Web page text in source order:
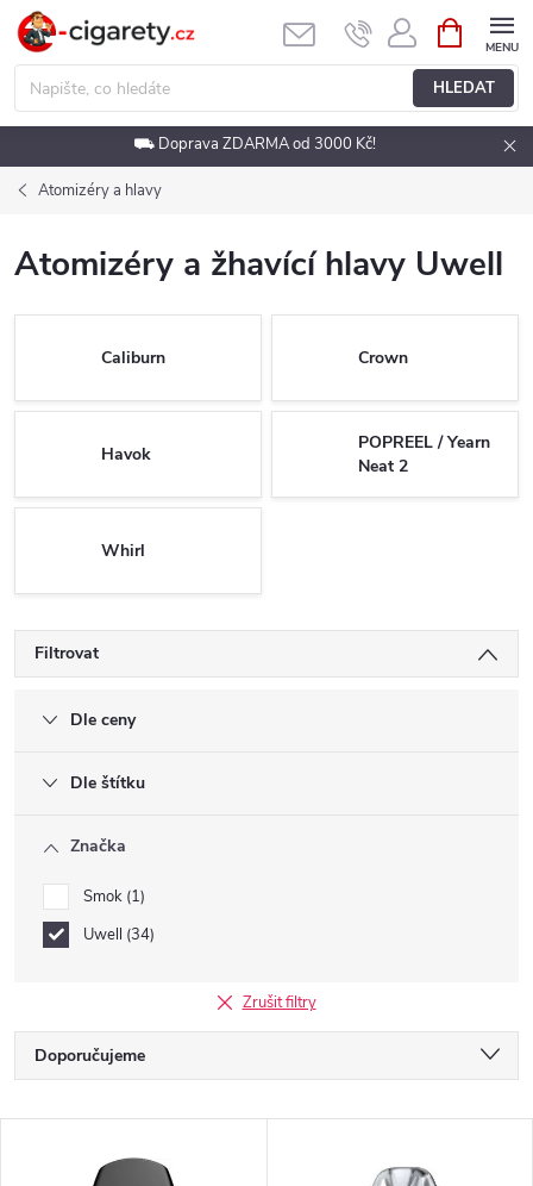
Přejít
obsah
HLEDAT
NÁKUPNÍ
KOŠÍK
⛟ Doprava ZDARMA od 3000 Kč!
Atomizéry a hlavy
Atomizéry a žhavící hlavy Uwell
Caliburn Crown
Havok
POPREEL / Yearn
Neat 2
Whirl
Filtrovat
Dle ceny
Dle štítku
Značka
Smok 1
Uwell 34
Zrušit filtry
Ř
a
Doporučujeme